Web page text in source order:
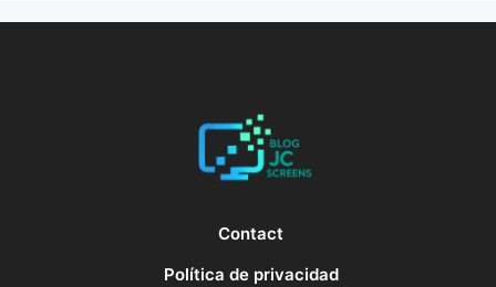
Contact
Política de privacidad